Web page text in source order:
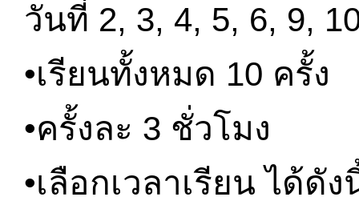
วันที่ 2, 3, 4, 5, 6, 9,
•เรียนทั้งหมด 10 ครั้ง
•ครั้งละ 3 ชั่วโมง
•เลือกเวลาเรียน ได้ดัง